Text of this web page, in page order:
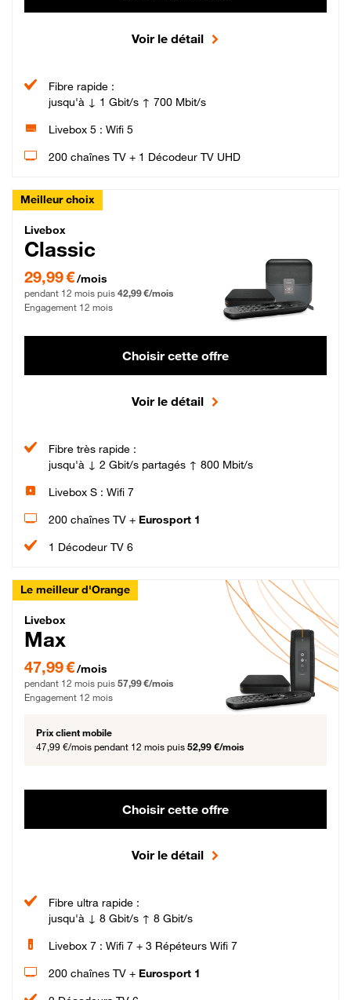
Voir le détail
Fibre rapide :
jusqu'à ↓ 1 Gbit/s ↑ 700 Mbit/s
Livebox 5 : Wifi 5
200 chaînes TV + 1 Décodeur TV UHD
Meilleur choix
Livebox Classic Fibre
Livebox
Classic
29,99 € par mois pendant 12 mois puis 42,99 € par mois, Engagement 12 mois
29,99 €/mois
pendant 12 mois puis 42,99 €/mois
Engagement 12 mois
Choisir cette offre
Voir le détail
Fibre très rapide :
jusqu'à ↓ 2 Gbit/s partagés ↑ 800 Mbit/s
Livebox S : Wifi 7
200 chaînes TV + Eurosport 1
1 Décodeur TV 6
Le meilleur d'Orange
Livebox Max Fibre
Livebox
Max
47,99 € par mois pendant 12 mois puis 57,99 € par mois, Engagement 12 mois
47,99 €/mois
pendant 12 mois puis 57,99 €/mois
Engagement 12 mois
Prix client mobile
47,99 €/mois pendant 12 mois puis 52,99 €/mois
Choisir cette offre
Voir le détail
Fibre ultra rapide :
jusqu'à ↓ 8 Gbit/s ↑ 8 Gbit/s
Livebox 7 : Wifi 7 + 3 Répéteurs Wifi 7
200 chaînes TV + Eurosport 1